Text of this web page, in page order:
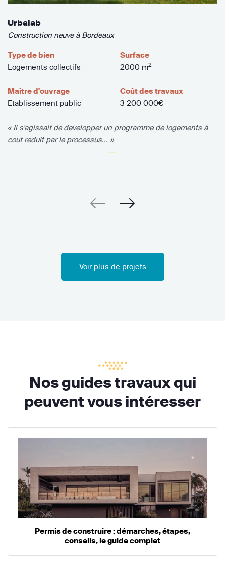
Urbalab
Construction neuve à Bordeaux
Type de bien
Logements collectifs
Surface
2000 m2
Maître d'ouvrage
Etablissement public
Coût des travaux
3 200 000€
« Il s'agissait de developper un programme de logements à
cout reduit par le processus... »
Voir plus de projets
Nos guides travaux qui
peuvent vous intéresser
Permis de construire : démarches, étapes,
conseils, le guide complet